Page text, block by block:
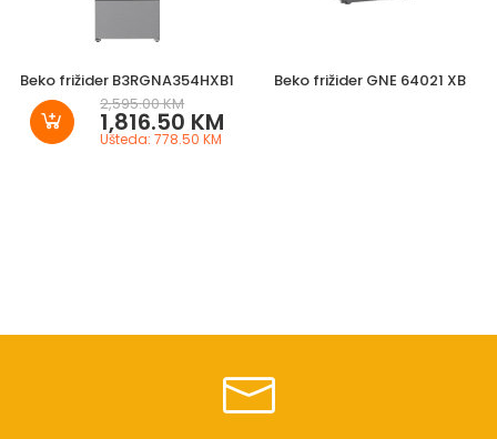
Beko frižider B3RGNA354HXB1
2,595.00 KM
1,816.50 KM
Ušteda: 778.50 KM
Beko frižider GNE 64021 XB